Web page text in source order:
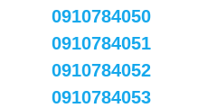
0910784050
0910784051
0910784052
0910784053